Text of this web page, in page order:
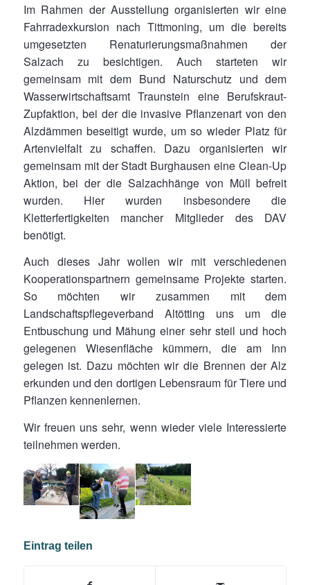
Im Rahmen der Ausstellung organisierten wir eine
Fahrradexkursion nach Tittmoning, um die bereits
umgesetzten Renaturierungsmaßnahmen der
Salzach zu besichtigen. Auch starteten wir
gemeinsam mit dem Bund Naturschutz und dem
Wasserwirtschaftsamt Traunstein eine Berufskraut-
Zupfaktion, bei der die invasive Pflanzenart von den
Alzdämmen beseitigt wurde, um so wieder Platz für
Artenvielfalt zu schaffen. Dazu organisierten wir
gemeinsam mit der Stadt Burghausen eine Clean-Up
Aktion, bei der die Salzachhänge von Müll befreit
wurden. Hier wurden insbesondere die
Kletterfertigkeiten mancher Mitglieder des DAV
benötigt.
Auch dieses Jahr wollen wir mit verschiedenen
Kooperationspartnern gemeinsame Projekte starten.
So möchten wir zusammen mit dem
Landschaftspflegeverband Altötting uns um die
Entbuschung und Mähung einer sehr steil und hoch
gelegenen Wiesenfläche kümmern, die am Inn
gelegen ist. Dazu möchten wir die Brennen der Alz
erkunden und den dortigen Lebensraum für Tiere und
Pflanzen kennenlernen.
Wir freuen uns sehr, wenn wieder viele Interessierte
teilnehmen werden.
Eintrag teilen